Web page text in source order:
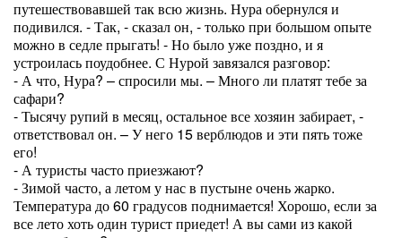
путешествовавшей так всю жизнь. Нура обернулся и
подивился. - Так, - сказал он, - только при большом опыте
можно в седле прыгать! - Но было уже поздно, и я
устроилась поудобнее. С Нурой завязался разговор:
- А что, Нура? – спросили мы. – Много ли платят тебе за
сафари?
- Тысячу рупий в месяц, остальное все хозяин забирает, -
ответствовал он. – У него 15 верблюдов и эти пять тоже
его!
- А туристы часто приезжают?
- Зимой часто, а летом у нас в пустыне очень жарко.
Температура до 60 градусов поднимается! Хорошо, если за
все лето хоть один турист приедет! А вы сами из какой